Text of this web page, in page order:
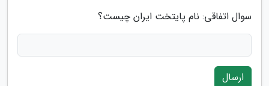
سوال اتفاقی: نام پایتخت ایران چیست؟
ارسال